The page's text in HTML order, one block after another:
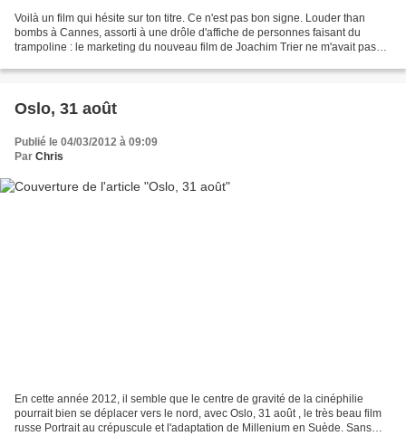
Voilà un film qui hésite sur ton titre. Ce n'est pas bon signe. Louder than
bombs à Cannes, assorti à une drôle d'affiche de personnes faisant du
trampoline : le marketing du nouveau film de Joachim Trier ne m'avait pas
Oslo, 31 août
Publié le 04/03/2012 à 09:09
Par Chris
En cette année 2012, il semble que le centre de gravité de la cinéphilie
pourrait bien se déplacer vers le nord, avec Oslo, 31 août , le très beau film
russe Portrait au crépuscule et l'adaptation de Millenium en Suède. Sans